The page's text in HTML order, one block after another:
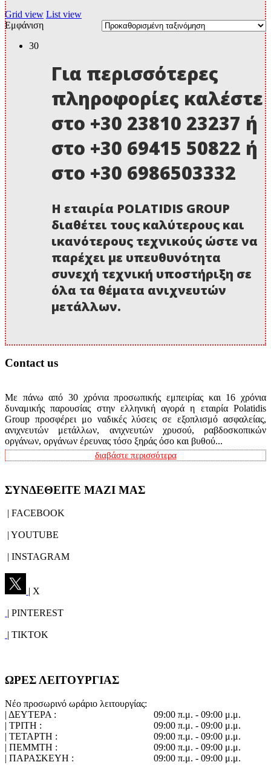
Grid view List view
Εμφάνιση
30
Για περισσότερες
πληροφορίες καλέστε
στο +30 23810 23237 ή
στο +30 69415 50822 ή
στο +30 6986503332
Η εταιρία POLATIDIS GROUP
διαθέτει τους καλύτερους και
ικανότερους τεχνικούς ώστε να
παρέχει με υπευθυνότητα
συνεχή τεχνική υποστήριξη σε
όλα τα θέματα ανιχνευτών
μετάλλων.
Contact us
Με πάνω από 30 χρόνια προσωπικής εμπειρίας και 16 χρόνια
δυναμικής παρουσίας στην ελληνική αγορά η εταιρία Polatidis
Group προσφέρει μο ναδικές λύσεις σε εξοπλισμό ασφαλείας,
ανιχνευτών μετάλλων, ανιχνευτών χρυσού, ραβδοσκοπικών
οργάνων, οργάνων έρευνας τόσο ξηράς όσο και βυθού...
διαβάστε περισσότερα
ΣΥΝΔΕΘΕΙΤΕ ΜΑΖΙ ΜΑΣ
| FACEBOOK
| YOUTUBE
| INSTAGRAM
| X
| PINTEREST
| TIKTOK
ΩΡΕΣ ΛΕΙΤΟΥΡΓΙΑΣ
Νέο προσωρινό ωράριο λειτουργίας:
| ΔΕΥΤΕΡΑ :
09:00 π.μ. - 09:00 μ.μ.
| ΤΡΙΤΗ :
09:00 π.μ. - 09:00 μ.μ.
| ΤΕΤΑΡΤΗ :
09:00 π.μ. - 09:00 μ.μ.
| ΠΕΜΜΤΗ :
09:00 π.μ. - 09:00 μ.μ.
| ΠΑΡΑΣΚΕΥΗ :
09:00 π.μ. - 09:00 μ.μ.